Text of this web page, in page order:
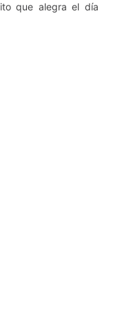
que alegra el día